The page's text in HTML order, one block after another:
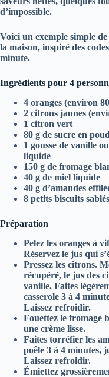
d’impossible.
Voici un exemple simple de
la maison, inspiré des
minute.
Ingrédients pour 4
4 oranges (environ
2 citrons jaunes
1 citron vert
80 g de sucre en
1 gousse de vanille
liquide
150 g de fromage
40 g de miel liquide
40 g d’amandes
8 petits biscuits
Préparation
Pelez les oranges à
Réservez le jus qui
Pressez les citrons.
récupéré, le jus des
vanille. Faites
casserole 3 à 4
Laissez refroidir.
Fouettez le fromage
une crème lisse.
Faites torréfier les
poêle 3 à 4 minutes,
Laissez refroidir.
Émiettez